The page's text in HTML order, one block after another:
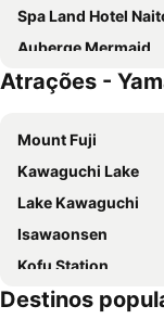
Spa Land Hotel
Auberge Mermaid
Atrações -
Mount Fuji
Kawaguchi Lake
Lake Kawaguchi
Isawaonsen
Kofu Station
Lake Shoji
Destinos